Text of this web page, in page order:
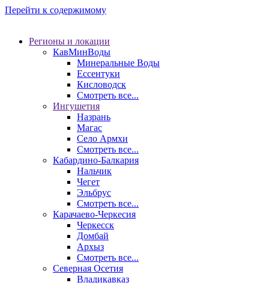
Перейти к содержимому
Регионы и локации
КавМинВоды
Минеральные Воды
Ессентуки
Кисловодск
Смотреть все...
Ингушетия
Назрань
Магас
Село Армхи
Смотреть все...
Кабардино-Балкария
Нальчик
Чегет
Эльбрус
Смотреть все...
Карачаево-Черкесия
Черкесск
Домбай
Архыз
Смотреть все...
Северная Осетия
Владикавказ